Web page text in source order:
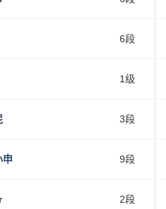
6段
1级
3段
申 9段
2段